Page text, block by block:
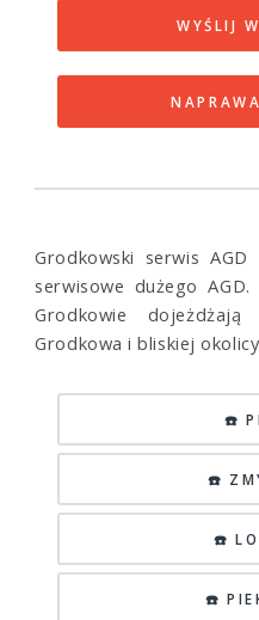
WYŚLIJ
Grodkowski serwis
serwisowe dużego
Grodkowie
Grodkowa i bliskiej
☎️
☎️
☎️
☎️